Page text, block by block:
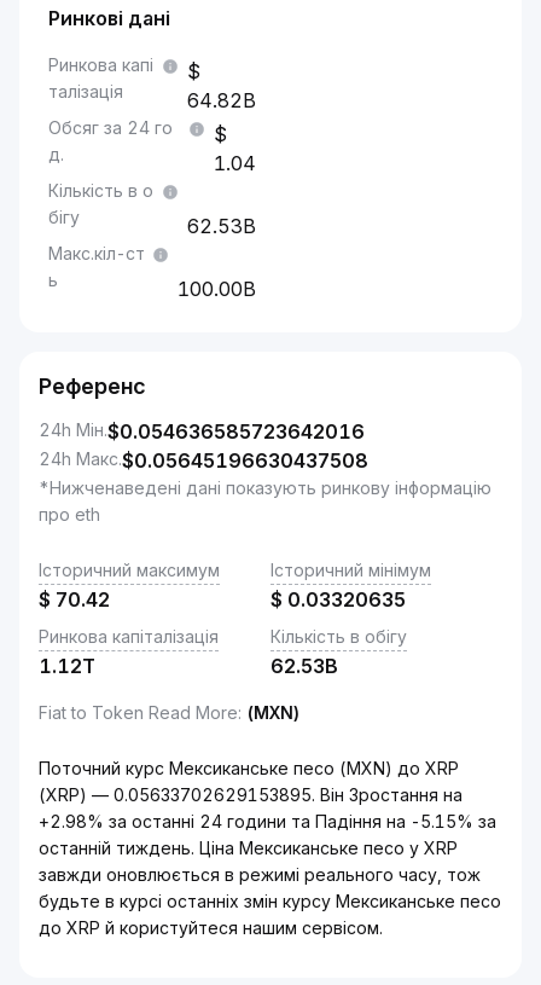
Ринкові дані
Ринкова капі
талізація
64.82B
Обсяг за 24 го
д.
1.04
Кількість в о
бігу
62.53B
Макс.кіл-ст
ь
100.00B
Референс
24h Мін.$0.054636585723642016
24h Макс.$0.05645196630437508
*Нижченаведені дані показують ринкову інформацію
про eth
Історичний максимум
$ 70.42
Історичний мінімум
$ 0.03320635
Ринкова капіталізація
1.12T
Кількість в обігу
62.53B
Fiat to Token Read More: (MXN)
Поточний курс Мексиканське песо (MXN) до XRP
(XRP) — 0.05633702629153895. Він Зростання на
+2.98% за останні 24 години та Падіння на -5.15% за
останній тиждень. Ціна Мексиканське песо у XRP
завжди оновлюється в режимі реального часу, тож
будьте в курсі останніх змін курсу Мексиканське песо
до XRP й користуйтеся нашим сервісом.